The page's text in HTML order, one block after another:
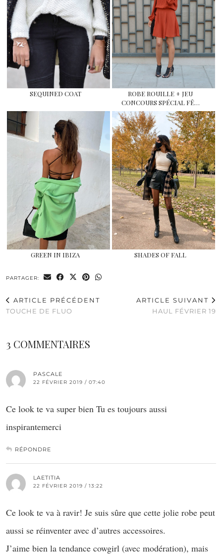
SEQUINED COAT
ROBE ROUILLE + JEU
CONCOURS SPÉCIAL FÊ…
GREEN IN IBIZA SHADES OF FALL
PARTAGER:
ARTICLE PRÉCÉDENT
TOUCHE DE FLUO
ARTICLE SUIVANT
HAUL FÉVRIER 19
3 COMMENTAIRES
PASCALE
22 FÉVRIER 2019 / 07:40
Ce look te va super bien Tu es toujours aussi
inspirantemerci
RÉPONDRE
LAETITIA
22 FÉVRIER 2019 / 13:22
Ce look te va à ravir! Je suis sûre que cette jolie robe peut
aussi se réinventer avec d’autres accessoires.
J’aime bien la tendance cowgirl (avec modération), mais